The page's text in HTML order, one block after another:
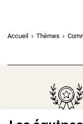
Accueil Thèmes